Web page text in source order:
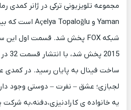
ساخت فینال به پایان رسید. در کمدی
لجبازی؛ عشق – نفرت – دوستی وجود
یه خانواده ی کارادنیزی،دفنه،به